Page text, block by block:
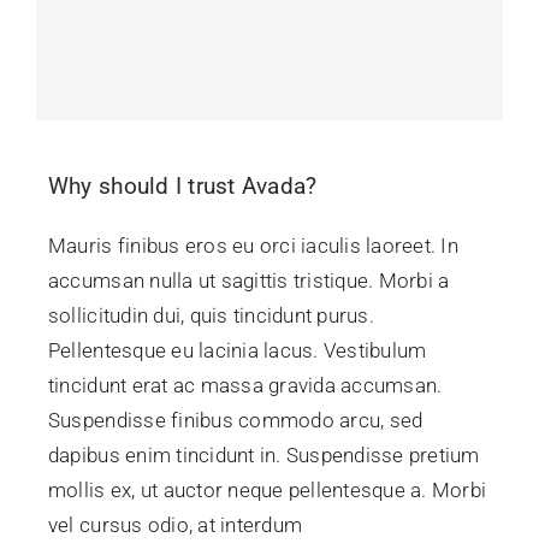
Why should I trust Avada?
Mauris finibus eros eu orci iaculis laoreet. In
accumsan nulla ut sagittis tristique. Morbi a
sollicitudin dui, quis tincidunt purus.
Pellentesque eu lacinia lacus. Vestibulum
tincidunt erat ac massa gravida accumsan.
Suspendisse finibus commodo arcu, sed
dapibus enim tincidunt in. Suspendisse pretium
mollis ex, ut auctor neque pellentesque a. Morbi
vel cursus odio, at interdum